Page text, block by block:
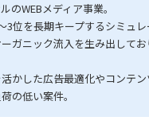
のWEBメディア事業。
3位を長期キープするシミュ
ガニック流入を生み出して
かした広告最適化やコンテ
の低い案件。